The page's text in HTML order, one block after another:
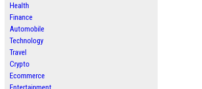
Health
Finance
Automobile
Technology
Travel
Crypto
Ecommerce